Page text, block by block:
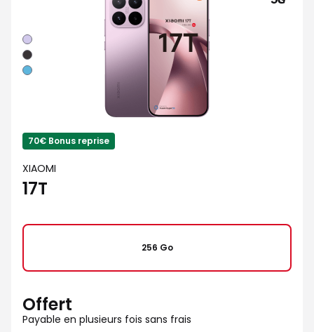
Violet
Noir
Bleu
70€ Bonus reprise
XIAOMI
17T
256 Go
Offert
Payable en plusieurs fois sans frais